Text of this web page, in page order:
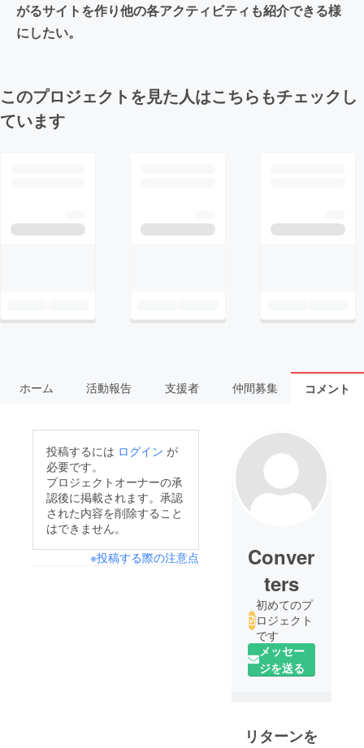
がるサイトを作り他の各アクティビティも紹介できる様
にしたい。
このプロジェクトを見た人はこちらもチェックし
ています
ホーム 活動報告 支援者 仲間募集 コメント
投稿するには ログイン が
必要です。
プロジェクトオーナーの承
認後に掲載されます。承認
された内容を削除すること
はできません。
※投稿する際の注意点
Conver
ters
初めてのプ
ロジェクト
です
メッセー
ジを送る
リターンを